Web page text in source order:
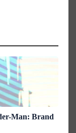
Man: Brand